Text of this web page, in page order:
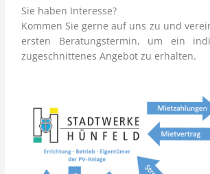
Sie haben Interesse?
Kommen Sie gerne auf uns zu und
ersten Beratungstermin, um ein
zugeschnittenes Angebot zu erhalten.